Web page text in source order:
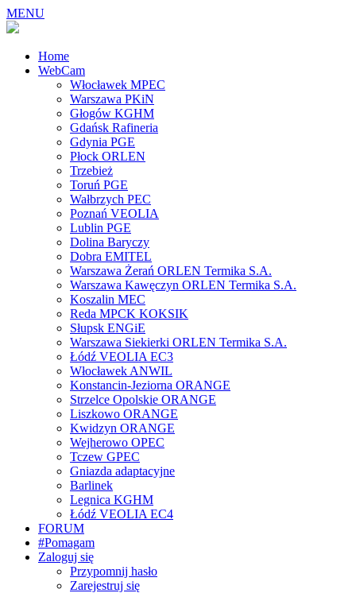
MENU
Home
WebCam
Włocławek MPEC
Warszawa PKiN
Głogów KGHM
Gdańsk Rafineria
Gdynia PGE
Płock ORLEN
Trzebież
Toruń PGE
Wałbrzych PEC
Poznań VEOLIA
Lublin PGE
Dolina Baryczy
Dobra EMITEL
Warszawa Żerań ORLEN Termika S.A.
Warszawa Kawęczyn ORLEN Termika S.A.
Koszalin MEC
Reda MPCK KOKSIK
Słupsk ENGiE
Warszawa Siekierki ORLEN Termika S.A.
Łódź VEOLIA EC3
Włocławek ANWIL
Konstancin-Jeziorna ORANGE
Strzelce Opolskie ORANGE
Liszkowo ORANGE
Kwidzyn ORANGE
Wejherowo OPEC
Tczew GPEC
Gniazda adaptacyjne
Barlinek
Legnica KGHM
Łódź VEOLIA EC4
FORUM
#Pomagam
Zaloguj się
Przypomnij hasło
Zarejestruj się